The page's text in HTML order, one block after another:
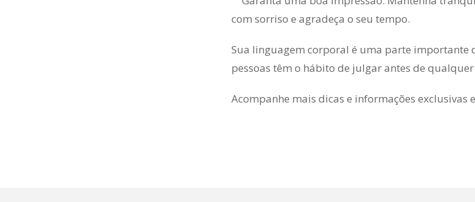
com sorriso e agradeça o seu tempo.
Sua linguagem corporal é uma parte importante
pessoas têm o hábito de julgar antes de
Acompanhe mais dicas e informações exclusivas